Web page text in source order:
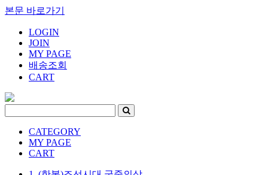
본문 바로가기
LOGIN
JOIN
MY PAGE
배송조회
CART
CATEGORY
MY PAGE
CART